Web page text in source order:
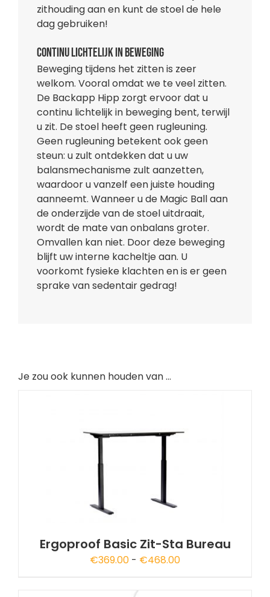
zithouding aan en kunt de stoel de hele
dag gebruiken!
Continu lichtelijk in beweging
Beweging tijdens het zitten is zeer
welkom. Vooral omdat we te veel zitten.
De Backapp Hipp zorgt ervoor dat u
continu lichtelijk in beweging bent, terwijl
u zit. De stoel heeft geen rugleuning.
Geen rugleuning betekent ook geen
steun: u zult ontdekken dat u uw
balansmechanisme zult aanzetten,
waardoor u vanzelf een juiste houding
aanneemt. Wanneer u de Magic Ball aan
de onderzijde van de stoel uitdraait,
wordt de mate van onbalans groter.
Omvallen kan niet. Door deze beweging
blijft uw interne kacheltje aan. U
voorkomt fysieke klachten en is er geen
sprake van sedentair gedrag!
Je zou ook kunnen houden van …
Ergoproof Basic Zit-Sta Bureau
€369.00 - €468.00Prijsklasse: